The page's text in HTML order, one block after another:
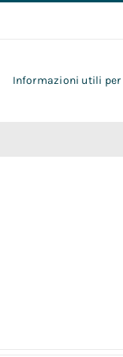
Informazioni utili per